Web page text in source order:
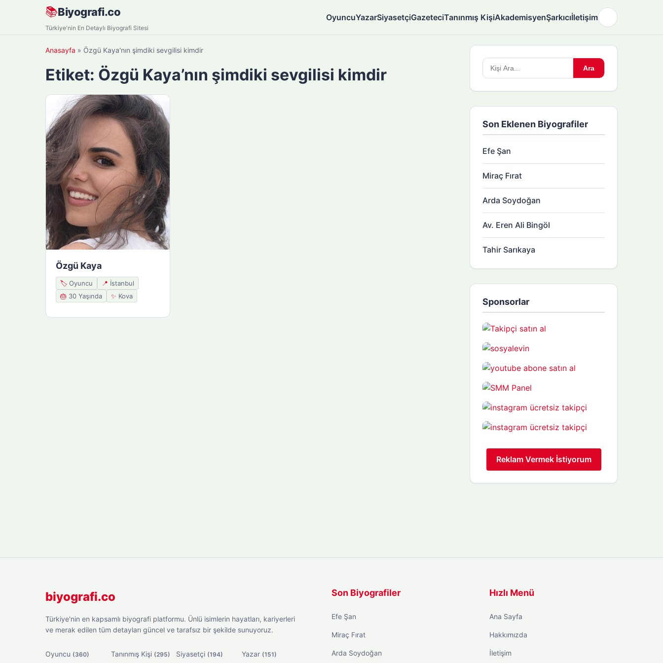
📚Biyografi.co
Türkiye'nin En Detaylı Biyografi Sitesi
OyuncuYazarSiyasetçiGazeteciTanınmış KişiAkademisyenŞarkıcıİletişim
Anasayfa » Özgü Kaya'nın şimdiki sevgilisi kimdir
Etiket: Özgü Kaya’nın şimdiki sevgilisi kimdir
Özgü Kaya
🏷️ Oyuncu 📍 İstanbul
🎂 30 Yaşında ✨ Kova
Arama
yapın:
Ara
Son Eklenen Biyografiler
Efe Şan
Miraç Fırat
Arda Soydoğan
Av. Eren Ali Bingöl
Tahir Sarıkaya
Sponsorlar
Reklam Vermek İstiyorum
biyografi.co
Türkiye'nin en kapsamlı biyografi platformu. Ünlü isimlerin hayatları, kariyerleri
ve merak edilen tüm detayları güncel ve tarafsız bir şekilde sunuyoruz.
Oyuncu (360) Tanınmış Kişi (295) Siyasetçi (194) Yazar (151)
Son Biyografiler
Efe Şan
Miraç Fırat
Arda Soydoğan
Hızlı Menü
Ana Sayfa
Hakkımızda
İletişim